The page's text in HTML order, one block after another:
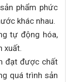
phẩm phức
khác nhau.
tự động hóa,
xuất.
đạt được chất
quá trình sản